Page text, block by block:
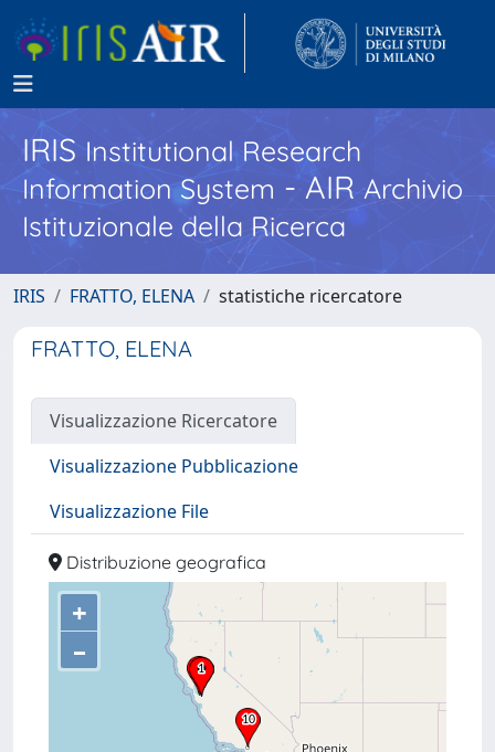
IRISInstitutional Research
Information System - AIR Archivio
Istituzionale della Ricerca
IRIS FRATTO, ELENA statistiche ricercatore
FRATTO, ELENA
Visualizzazione Ricercatore
Visualizzazione Pubblicazione
Visualizzazione File
Distribuzione geografica
+
–